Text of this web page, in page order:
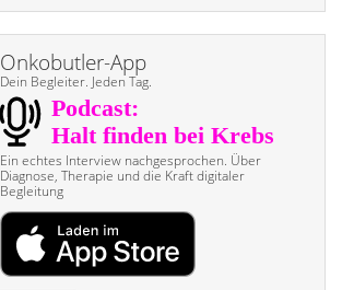
Onkobutler-App
Dein Begleiter. Jeden Tag.
Ein echtes Interview nach­gesprochen. Über
Diagnose, Therapie und die Kraft digitaler
Begleitung